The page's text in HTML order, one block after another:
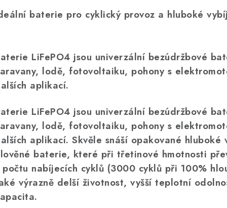
baterie pro cyklický provoz a hluboké
LiFePO4 jsou univerzální bezúdržbové
lodě, fotovoltaiku, pohony s
aplikací.
LiFePO4 jsou univerzální bezúdržbové
lodě, fotovoltaiku, pohony s
aplikací. Skvěle snáší opakované hluboké
baterie, které při třetinové hmotnosti
počtu nabíjecích cyklů (3000 cyklů při 100%
výrazně delší životnost, vyšší teplotní